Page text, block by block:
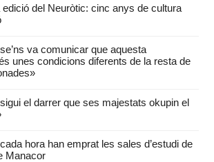
del Neuròtic: cinc anys de cultura
va comunicar que aquesta
unes condicions diferents de la resta de
el darrer que ses majestats okupin el
hora han emprat les sales d’estudi de
Manacor